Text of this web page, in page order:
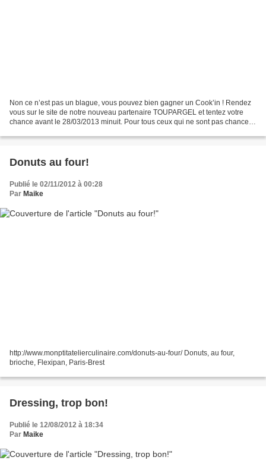
Non ce n’est pas un blague, vous pouvez bien gagner un Cook’in ! Rendez
vous sur le site de notre nouveau partenaire TOUPARGEL et tentez votre
chance avant le 28/03/2013 minuit. Pour tous ceux qui ne sont pas chanceux
Donuts au four!
Publié le 02/11/2012 à 00:28
Par Maike
http://www.monptitatelierculinaire.com/donuts-au-four/ Donuts, au four,
brioche, Flexipan, Paris-Brest
Dressing, trop bon!
Publié le 12/08/2012 à 18:34
Par Maike